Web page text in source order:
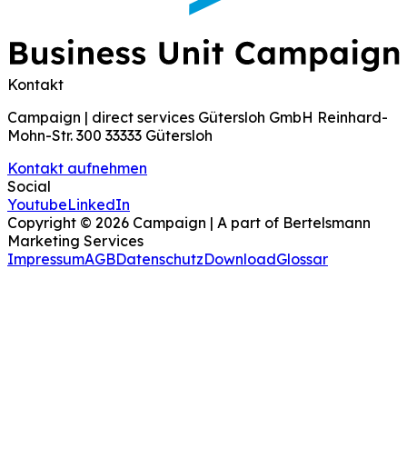
Kontakt
Campaign | direct services Gütersloh GmbH Reinhard-
Mohn-Str. 300 33333 Gütersloh
Kontakt aufnehmen
Social
YoutubeLinkedIn
Copyright © 2026 Campaign | A part of Bertelsmann
Marketing Services
ImpressumAGBDatenschutzDownloadGlossar